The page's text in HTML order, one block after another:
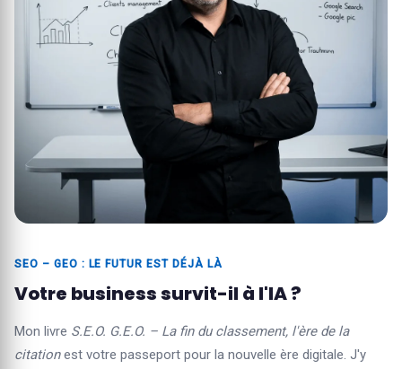
SEO – GEO : LE FUTUR EST DÉJÀ LÀ
Votre business survit-il à l'IA ?
Mon livre S.E.O. G.E.O. – La fin du classement, l'ère de la
citationest votre passeport pour la nouvelle ère digitale. J'y